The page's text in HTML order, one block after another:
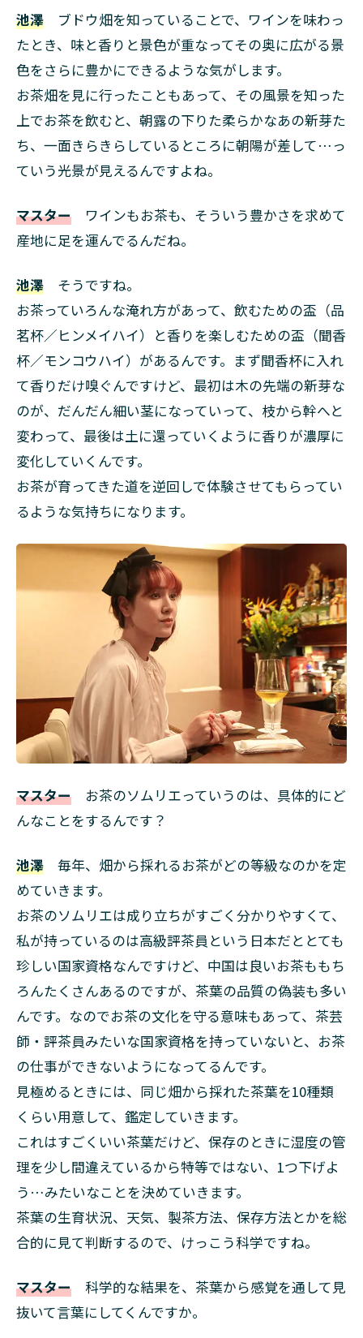
池澤 ブドウ畑を知っていることで、ワインを味わっ
たとき、味と香りと景色が重なってその奥に広がる景
色をさらに豊かにできるような気がします。
お茶畑を見に行ったこともあって、その風景を知った
上でお茶を飲むと、朝露の下りた柔らかなあの新芽た
ち、一面きらきらしているところに朝陽が差して…っ
ていう光景が見えるんですよね。
マスター ワインもお茶も、そういう豊かさを求めて
産地に足を運んでるんだね。
池澤 そうですね。
お茶っていろんな淹れ方があって、飲むための盃 （品
茗杯／ヒンメイハイ）
と香りを楽しむための盃（聞香
杯／モンコウハイ）があるんです。まず聞香杯に入れ
て香りだけ嗅ぐんですけど、最初は木の先端の新芽な
のが、だんだん細い茎になっていって、枝から幹へと
変わって、最後は土に還っていくように香りが濃厚に
変化していくんです。
お茶が育ってきた道を逆回しで体験させてもらってい
るような気持ちになります。
マスター お茶のソムリエっていうのは、具体的にど
んなことをするんです？
池澤 毎年、畑から採れるお茶がどの等級なのかを定
めていきます。
お茶のソムリエは成り立ちがすごく分かりやすくて、
私が持っているのは高級評茶員という日本だととても
珍しい国家資格なんですけど、中国は良いお茶ももち
ろんたくさんあるのですが、茶葉の品質の偽装も多い
んです。なのでお茶の文化を守る意味もあって、茶芸
師・評茶員みたいな国家資格を持っていないと、お茶
の仕事ができないようになってるんです。
見極めるときには、同じ畑から採れた茶葉を10種類
くらい用意して、鑑定していきます。
これはすごくいい茶葉だけど、保存のときに湿度の管
理を少し間違えているから特等ではない、1つ下げよ
う…みたいなことを決めていきます。
茶葉の生育状況、天気、製茶方法、保存方法とかを総
合的に見て判断するので、けっこう科学ですね。
マスター 科学的な結果を、茶葉から感覚を通して見
抜いて言葉にしてくんですか。